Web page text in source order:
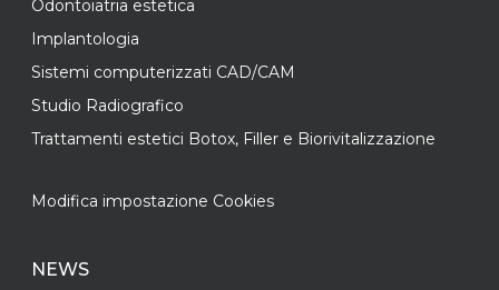
Odontoiatria estetica
Implantologia
Sistemi computerizzati CAD/CAM
Studio Radiografico
Trattamenti estetici Botox, Filler e Biorivitalizzazione
Modifica impostazione Cookies
NEWS